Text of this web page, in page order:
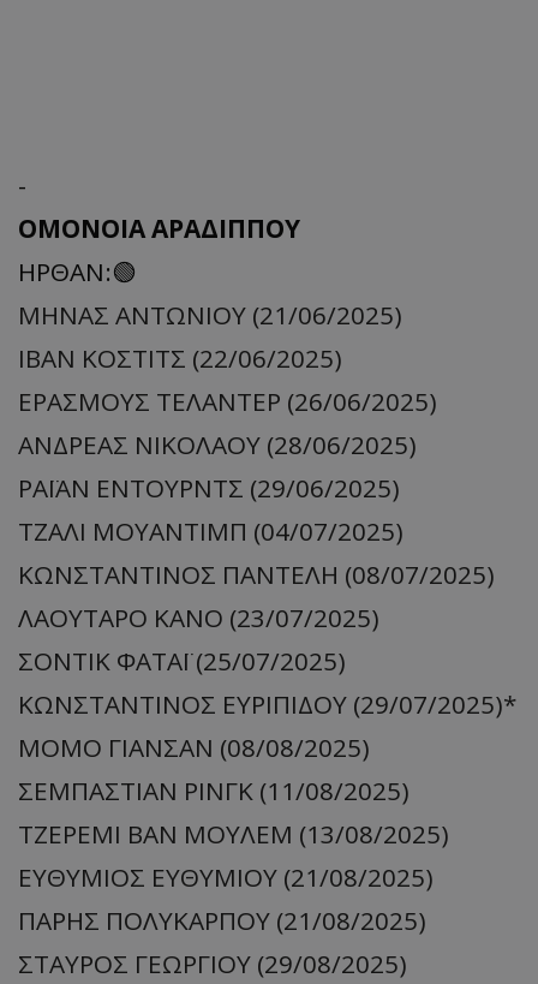
-
ΟΜΟΝΟΙΑ ΑΡΑΔΙΠΠΟΥ
ΗΡΘΑΝ:🟢
ΜΗΝΑΣ ΑΝΤΩΝΙΟΥ (21/06/2025)
ΙΒΑΝ ΚΟΣΤΙΤΣ (22/06/2025)
ΕΡΑΣΜΟΥΣ ΤΕΛΑΝΤΕΡ (26/06/2025)
ΑΝΔΡΕΑΣ ΝΙΚΟΛΑΟΥ (28/06/2025)
ΡΑΪΑΝ ΕΝΤΟΥΡΝΤΣ (29/06/2025)
ΤΖΑΛΙ ΜΟΥΑΝΤΙΜΠ (04/07/2025)
ΚΩΝΣΤΑΝΤΙΝΟΣ ΠΑΝΤΕΛΗ (08/07/2025)
ΛΑΟΥΤΑΡΟ ΚΑΝΟ (23/07/2025)
ΣΟΝΤΙΚ ΦΑΤΑΪ (25/07/2025)
ΚΩΝΣΤΑΝΤΙΝΟΣ ΕΥΡΙΠΙΔΟΥ (29/07/2025)*
ΜΟΜΟ ΓΙΑΝΣΑΝ (08/08/2025)
ΣΕΜΠΑΣΤΙΑΝ ΡΙΝΓΚ (11/08/2025)
ΤΖΕΡΕΜΙ ΒΑΝ ΜΟΥΛΕΜ (13/08/2025)
ΕΥΘΥΜΙΟΣ ΕΥΘΥΜΙΟΥ (21/08/2025)
ΠΑΡΗΣ ΠΟΛΥΚΑΡΠΟΥ (21/08/2025)
ΣΤΑΥΡΟΣ ΓΕΩΡΓΙΟΥ (29/08/2025)